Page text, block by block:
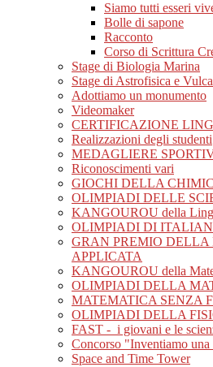
Siamo tutti esseri
Bolle di sapone
Racconto
Corso di Scrittura
Stage di Biologia Marina
Stage di Astrofisica e
Adottiamo un monumento
Videomaker
CERTIFICAZIONE
Realizzazioni degli studenti
MEDAGLIERE
Riconoscimenti vari
GIOCHI DELLA
OLIMPIADI DELLE
KANGOUROU della
OLIMPIADI DI
GRAN PREMIO DELLA
APPLICATA
KANGOUROU della
OLIMPIADI DELLA
MATEMATICA SENZA
OLIMPIADI DELLA
FAST - i giovani e le
Concorso "Inventiamo
Space and Time Tower